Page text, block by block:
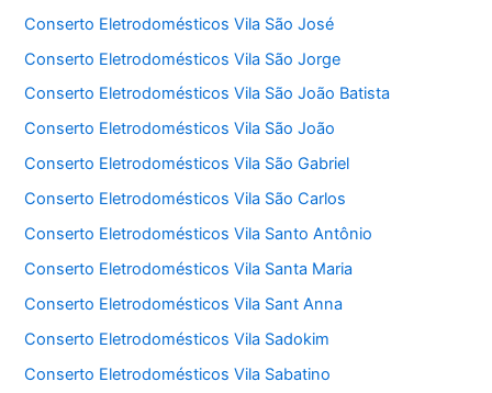
Conserto Eletrodomésticos Vila São José
Conserto Eletrodomésticos Vila São Jorge
Conserto Eletrodomésticos Vila São João Batista
Conserto Eletrodomésticos Vila São João
Conserto Eletrodomésticos Vila São Gabriel
Conserto Eletrodomésticos Vila São Carlos
Conserto Eletrodomésticos Vila Santo Antônio
Conserto Eletrodomésticos Vila Santa Maria
Conserto Eletrodomésticos Vila Sant Anna
Conserto Eletrodomésticos Vila Sadokim
Conserto Eletrodomésticos Vila Sabatino